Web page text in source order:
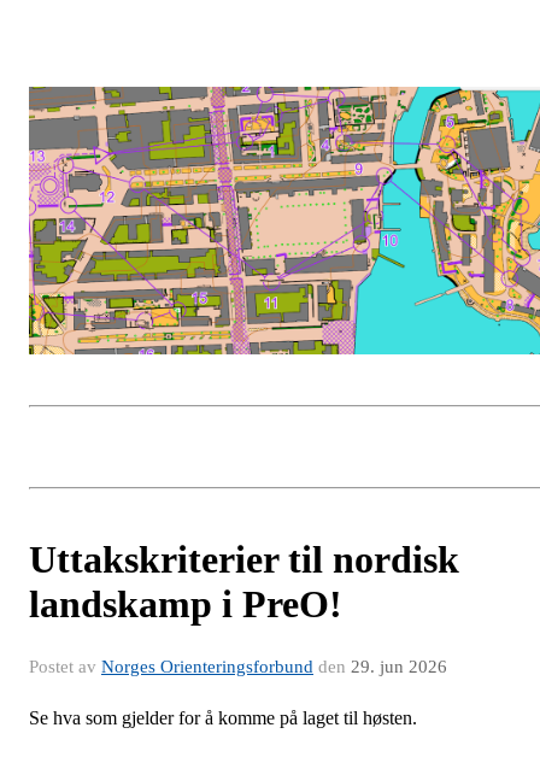
Uttakskriterier til nordisk
landskamp i PreO!
Postet av Norges Orienteringsforbund den 29. jun 2026
Se hva som gjelder for å komme på laget til høsten.